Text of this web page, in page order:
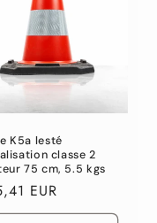
K5a lesté
classe 2
75 cm, 5.5 kgs
EUR